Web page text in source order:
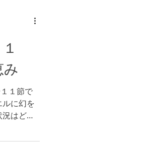
１節で
に幻を
はどの
うか。...